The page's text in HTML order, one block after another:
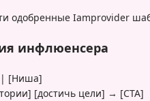
одобренные Iamprovider
инфлюенсера
| [Ниша]
[достичь цели] → [CTA]